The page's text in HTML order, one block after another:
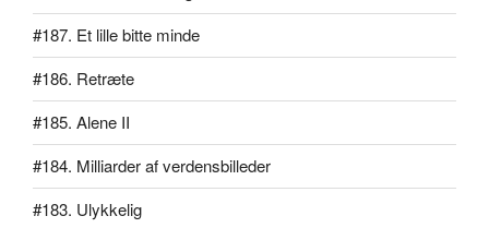
#187. Et lille bitte minde
#186. Retræte
#185. Alene II
#184. Milliarder af verdensbilleder
#183. Ulykkelig